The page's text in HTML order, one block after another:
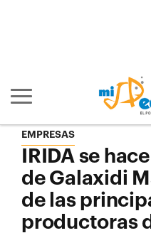
Mostrar/ocultar
EMPRESAS
IRIDA se
de Galaxidi
de las
productoras